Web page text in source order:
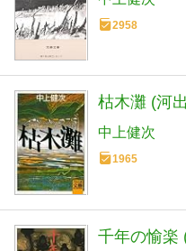
2958
枯木灘 (河
中上健次
1965
千年の愉楽